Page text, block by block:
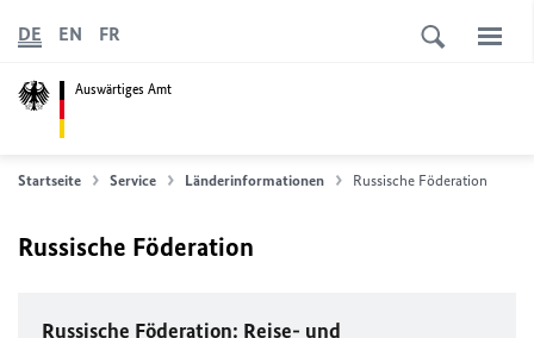
Auswärtiges Amt
DE EN FR
Startseite Service Länderinformationen Russische Föderation
Russische Föderation
Russische Föderation: Reise- und